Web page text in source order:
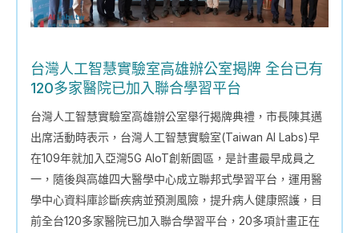
台灣人工智慧實驗室高雄辦公室揭牌 全台已有
120多家醫院已加入聯合學習平台
台灣人工智慧實驗室高雄辦公室舉行揭牌典禮，市長陳其邁
出席活動時表示，台灣人工智慧實驗室(Taiwan AI Labs)早
在109年就加入亞灣5G AIoT創新園區，是計畫最早成員之
一，隨後與高雄四大醫學中心成立聯邦式學習平台，運用醫
學中心資料庫診斷疾病並預測風險，提升病人健康照護，目
前全台120多家醫院已加入聯合學習平台，20多項計畫正在